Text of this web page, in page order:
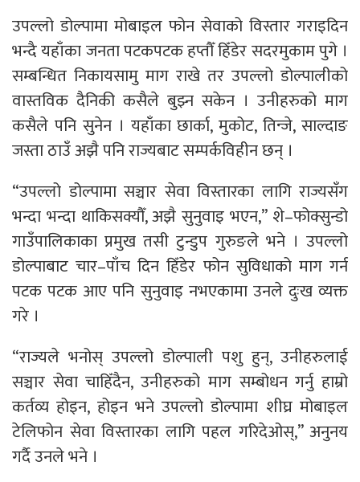
उपल्लो डोल्पामा मोबाइल फोन सेवाको विस्तार गराइदिन
भन्दै यहाँका जनता पटकपटक हप्तौँ हिँडेर सदरमुकाम पुगे ।
सम्बन्धित निकायसामु माग राखे तर उपल्लो डोल्पालीको
वास्तविक दैनिकी कसैले बुझ्न सकेन । उनीहरुको माग
कसैले पनि सुनेन । यहाँका छार्का, मुकोट, तिन्जे, साल्दाङ
जस्ता ठाउँ अझै पनि राज्यबाट सम्पर्कविहीन छन् ।
“उपल्लो डोल्पामा सञ्चार सेवा विस्तारका लागि राज्यसँग
भन्दा भन्दा थाकिसक्यौँ, अझै सुनुवाइ भएन,” शे–फोक्सुन्डो
गाउँपालिकाका प्रमुख तसी टुन्डुप गुरुङले भने । उपल्लो
डोल्पाबाट चार–पाँच दिन हिँडेर फोन सुविधाको माग गर्न
पटक पटक आए पनि सुनुवाइ नभएकामा उनले दुःख व्यक्त
गरे ।
“राज्यले भनोस् उपल्लो डोल्पाली पशु हुन्, उनीहरुलाई
सञ्चार सेवा चाहिँदैन, उनीहरुको माग सम्बोधन गर्नु हाम्रो
कर्तव्य होइन, होइन भने उपल्लो डोल्पामा शीघ्र मोबाइल
टेलिफोन सेवा विस्तारका लागि पहल गरिदेओस्,” अनुनय
गर्दै उनले भने ।